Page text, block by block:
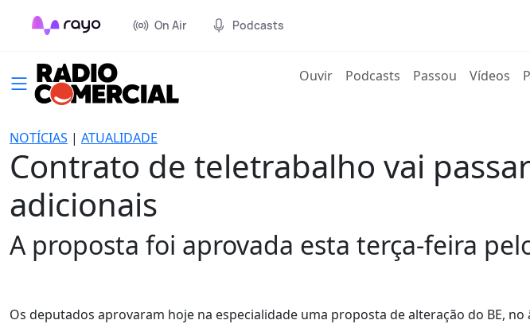
On Air Podcasts
Ouvir(current)
Podcasts Passou Vídeos
NOTÍCIAS | ATUALIDADE
Contrato de teletrabalho vai
adicionais
A proposta foi aprovada esta terça-feira
Os deputados aprovaram hoje na especialidade uma proposta de alteração do BE,